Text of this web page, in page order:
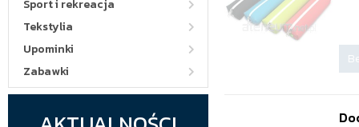
Sport i rekreacja
Tekstylia
Upominki
Zabawki